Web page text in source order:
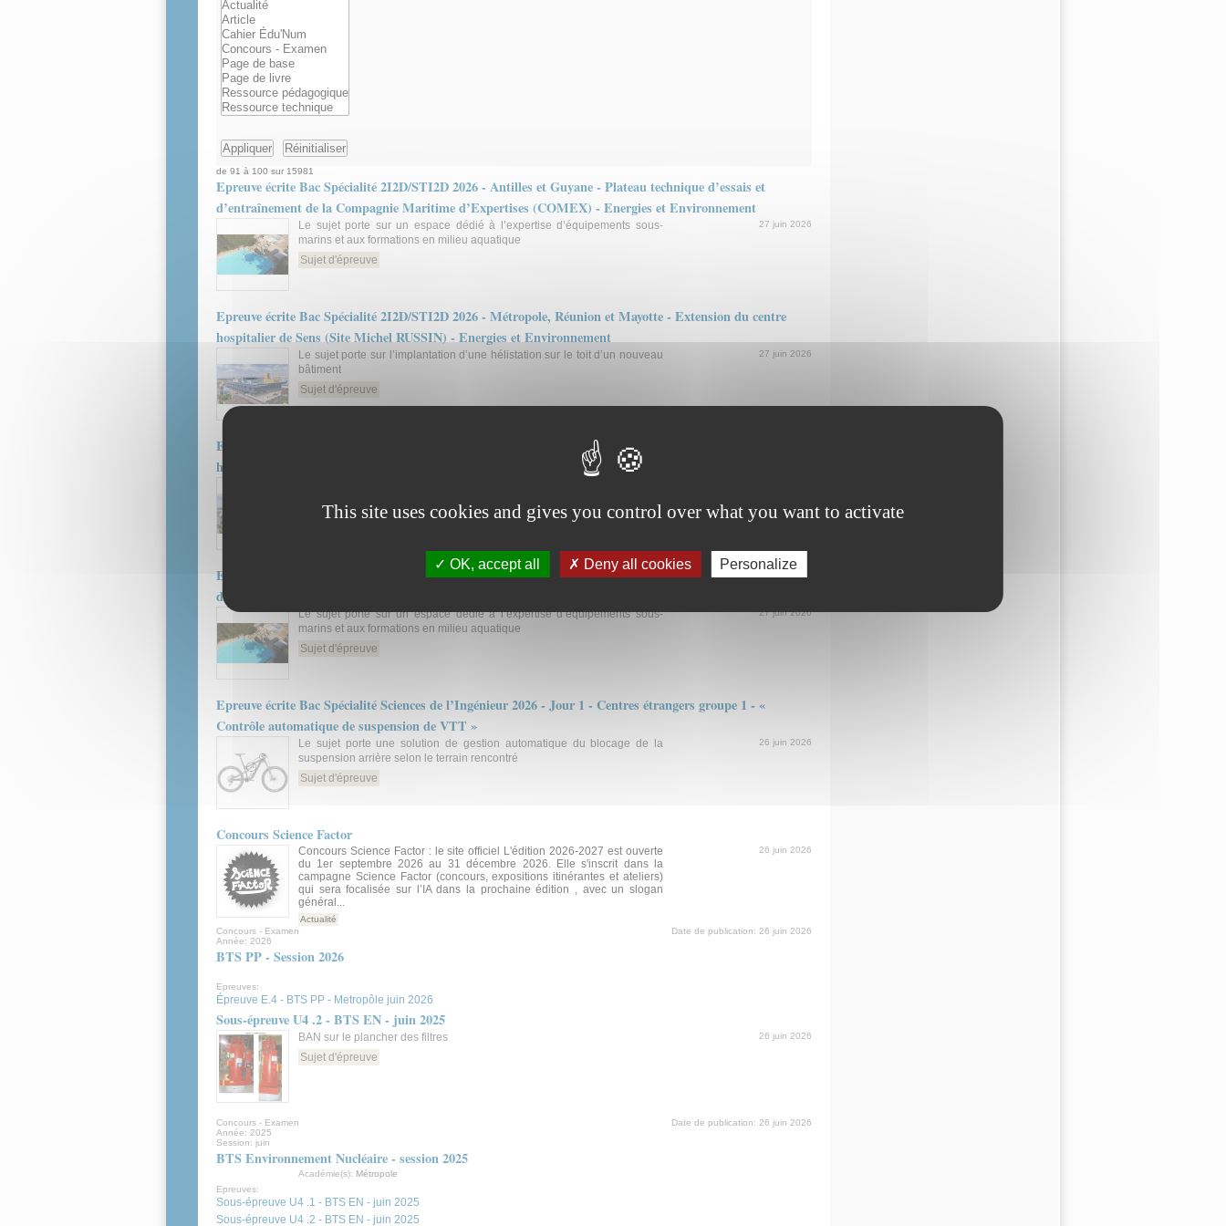
de 91 à 100 sur 15981
Epreuve écrite Bac Spécialité 2I2D/STI2D 2026 - Antilles et Guyane - Plateau technique d’essais et
d’entraînement de la Compagnie Maritime d’Expertises (COMEX) - Energies et Environnement
27 juin 2026
Le sujet porte sur un espace dédié à l’expertise d’équipements sous-
marins et aux formations en milieu aquatique
Sujet d'épreuve
Epreuve écrite Bac Spécialité 2I2D/STI2D 2026 - Métropole, Réunion et Mayotte - Extension du centre
hospitalier de Sens (Site Michel RUSSIN) - Energies et Environnement
27 juin 2026
Le sujet porte sur l’implantation d’une hélistation sur le toit d’un nouveau
bâtiment
Sujet d'épreuve
Epreuve écrite Bac Spécialité 2I2D/STI2D 2026 - Métropole, Réunion et Mayotte - Extension du centre
hospitalier de Sens (Site Michel RUSSIN) - Innovation Technologique et Eco-Conception
Sujet d'épreuve
Epreuve écrite Bac Spécialité 2I2D/STI2D 2026 - Antilles et Guyane - Plateau technique d’essais et
d’entraînement de la Compagnie Maritime d’Expertises (COMEX) - Architecture et Construction
27 juin 2026
Le sujet porte sur un espace dédié à l’expertise d’équipements sous-
marins et aux formations en milieu aquatique
Sujet d'épreuve
Epreuve écrite Bac Spécialité Sciences de l’Ingénieur 2026 - Jour 1 - Centres étrangers groupe 1 - «
Contrôle automatique de suspension de VTT »
26 juin 2026
Le sujet porte une solution de gestion automatique du blocage de la
suspension arrière selon le terrain rencontré
Sujet d'épreuve
Concours Science Factor
26 juin 2026
Concours Science Factor : le site officiel L'édition 2026-2027 est ouverte
du 1er septembre 2026 au 31 décembre 2026. Elle s'inscrit dans la
campagne Science Factor (concours, expositions itinérantes et ateliers)
qui sera focalisée sur l’IA dans la prochaine édition , avec un slogan
général...
Actualité
Date de publication: 26 juin 2026
Concours - Examen
Année: 2026
BTS PP - Session 2026
Epreuves:
Épreuve E.4 - BTS PP - Metropôle juin 2026
Sous-épreuve U4 .2 - BTS EN - juin 2025
26 juin 2026
BAN sur le plancher des filtres
Sujet d'épreuve
Date de publication: 26 juin 2026
Concours - Examen
Année: 2025
Session: juin
BTS Environnement Nucléaire - session 2025
Académie(s): Métropole
Epreuves:
Sous-épreuve U4 .1 - BTS EN - juin 2025
Sous-épreuve U4 .2 - BTS EN - juin 2025
This site uses cookies and gives you control over what you want to activate
OK, accept all Deny all cookies Personalize